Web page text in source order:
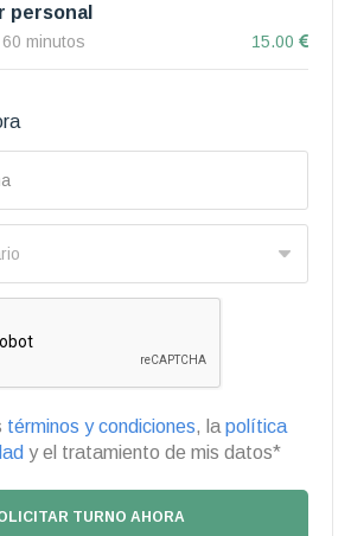
personal
60 minutos 15.00
términos y condiciones, la política
y el tratamiento de mis datos*